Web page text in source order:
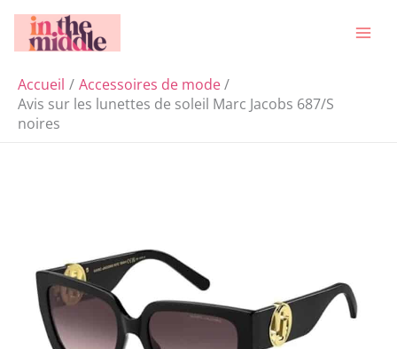
Aller
Accueil
Accessoires de mode
Avis sur les lunettes de soleil Marc Jacobs 687/S
noires
Rechercher